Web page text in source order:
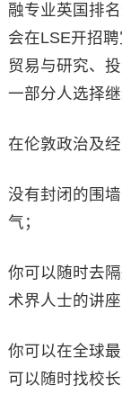
融专业英国排
会在LSE开招
贸易与研究、
一部分人选择继
在伦敦政治及
没有封闭的围
气；
你可以随时去
术界人士的讲
你可以在全球
可以随时找校